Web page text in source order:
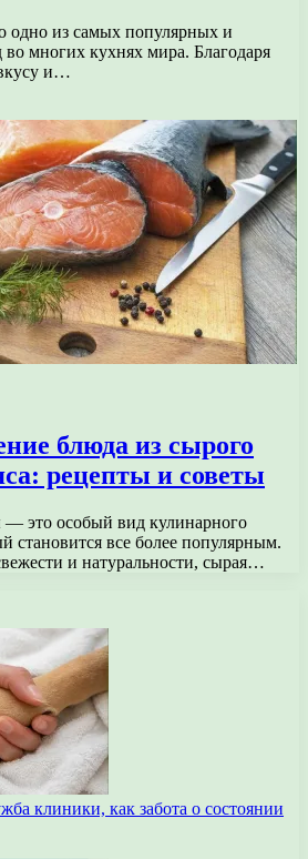
из самых популярных и
многих кухнях мира. Благодаря
и…
блюда из сырого
рецепты и советы
это особый вид кулинарного
становится все более популярным.
и натуральности, сырая…
клиники, как забота о состоянии